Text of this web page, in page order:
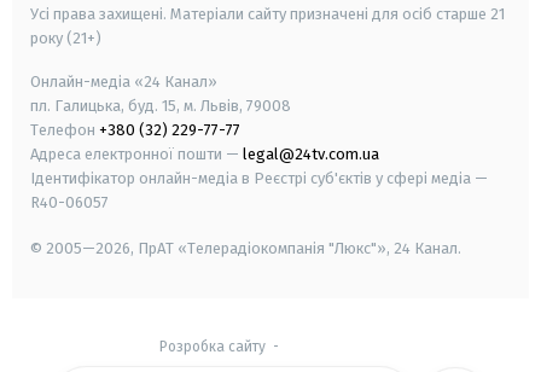
Усі права захищені. Матеріали сайту призначені для осіб старше 21
року (21+)
Онлайн-медіа «24 Канал»
пл. Галицька, буд. 15, м. Львів, 79008
Телефон +380 (32) 229-77-77
Адреса електронної пошти — legal@24tv.com.ua
Ідентифікатор онлайн-медіа в Реєстрі суб'єктів у сфері медіа —
R40-06057
© 2005—2026, ПрАТ «Телерадіокомпанія "Люкс"», 24 Канал.
Розробка сайту-